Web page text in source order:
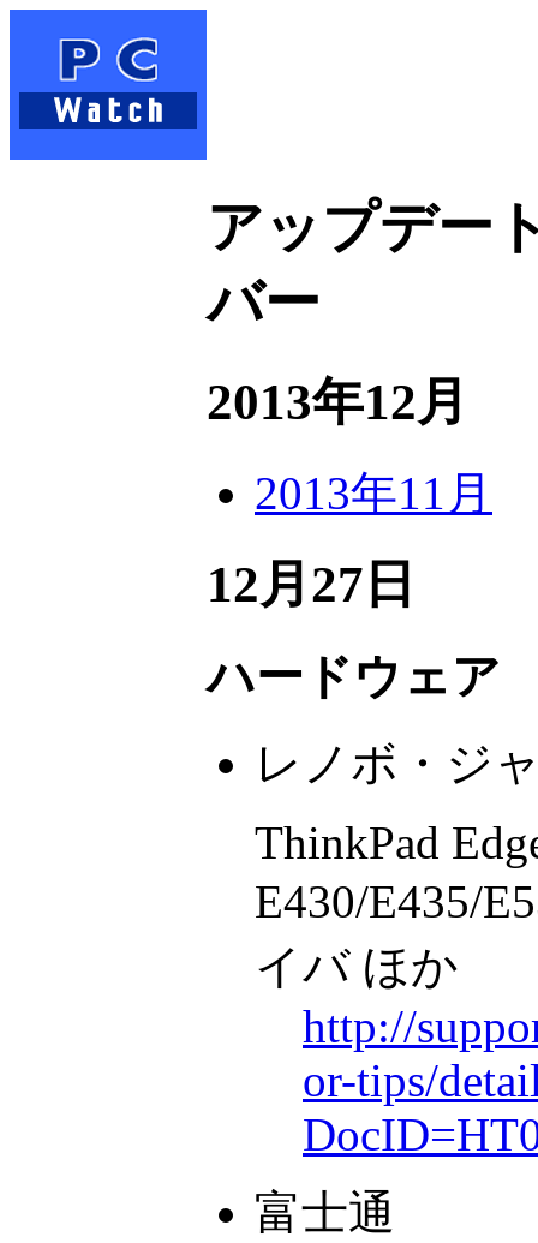
アップデー
バー
2013年12月
2013年11月
12月27日
ハードウェア
レノボ・ジ
ThinkPad
E430/E435/
イバ ほか
http://
or-tips/
富士通